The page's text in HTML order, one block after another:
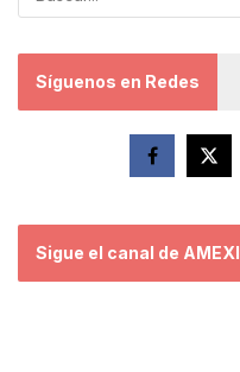
Síguenos en Redes
Sigue el canal de AMEXI